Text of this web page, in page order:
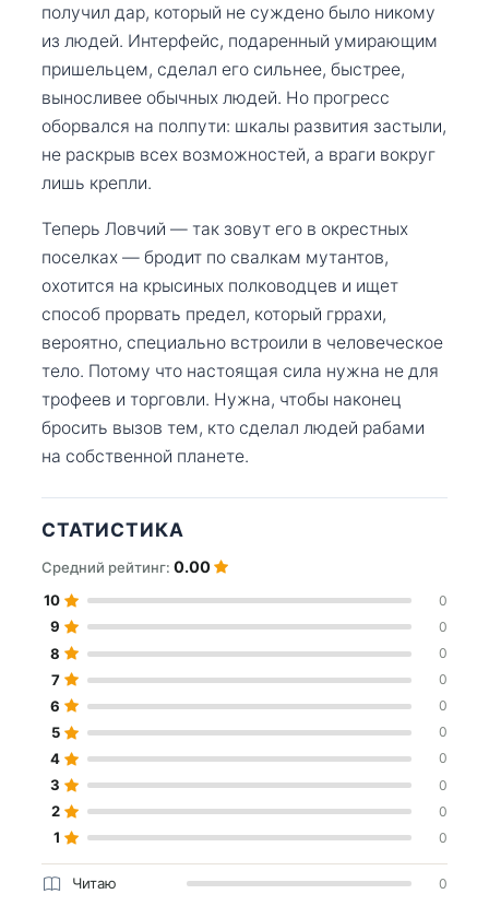
получил дар, который не суждено было никому
из людей. Интерфейс, подаренный умирающим
пришельцем, сделал его сильнее, быстрее,
выносливее обычных людей. Но прогресс
оборвался на полпути: шкалы развития застыли,
не раскрыв всех возможностей, а враги вокруг
лишь крепли.
Теперь Ловчий — так зовут его в окрестных
поселках — бродит по свалкам мутантов,
охотится на крысиных полководцев и ищет
способ прорвать предел, который гррахи,
вероятно, специально встроили в человеческое
тело. Потому что настоящая сила нужна не для
трофеев и торговли. Нужна, чтобы наконец
бросить вызов тем, кто сделал людей рабами
на собственной планете.
СТАТИСТИКА
Средний рейтинг: 0.00
10 0
9 0
8 0
7 0
6 0
5 0
4 0
3 0
2 0
1 0
Читаю 0